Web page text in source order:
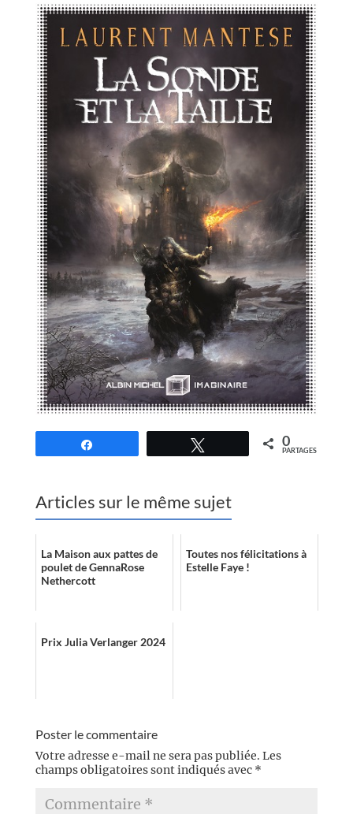
0
PARTAGES
Articles sur le même sujet
La Maison aux pattes de
poulet de GennaRose
Nethercott
Toutes nos félicitations à
Estelle Faye !
Prix Julia Verlanger 2024
Poster le commentaire
Votre adresse e-mail ne sera pas publiée. Les
champs obligatoires sont indiqués avec *